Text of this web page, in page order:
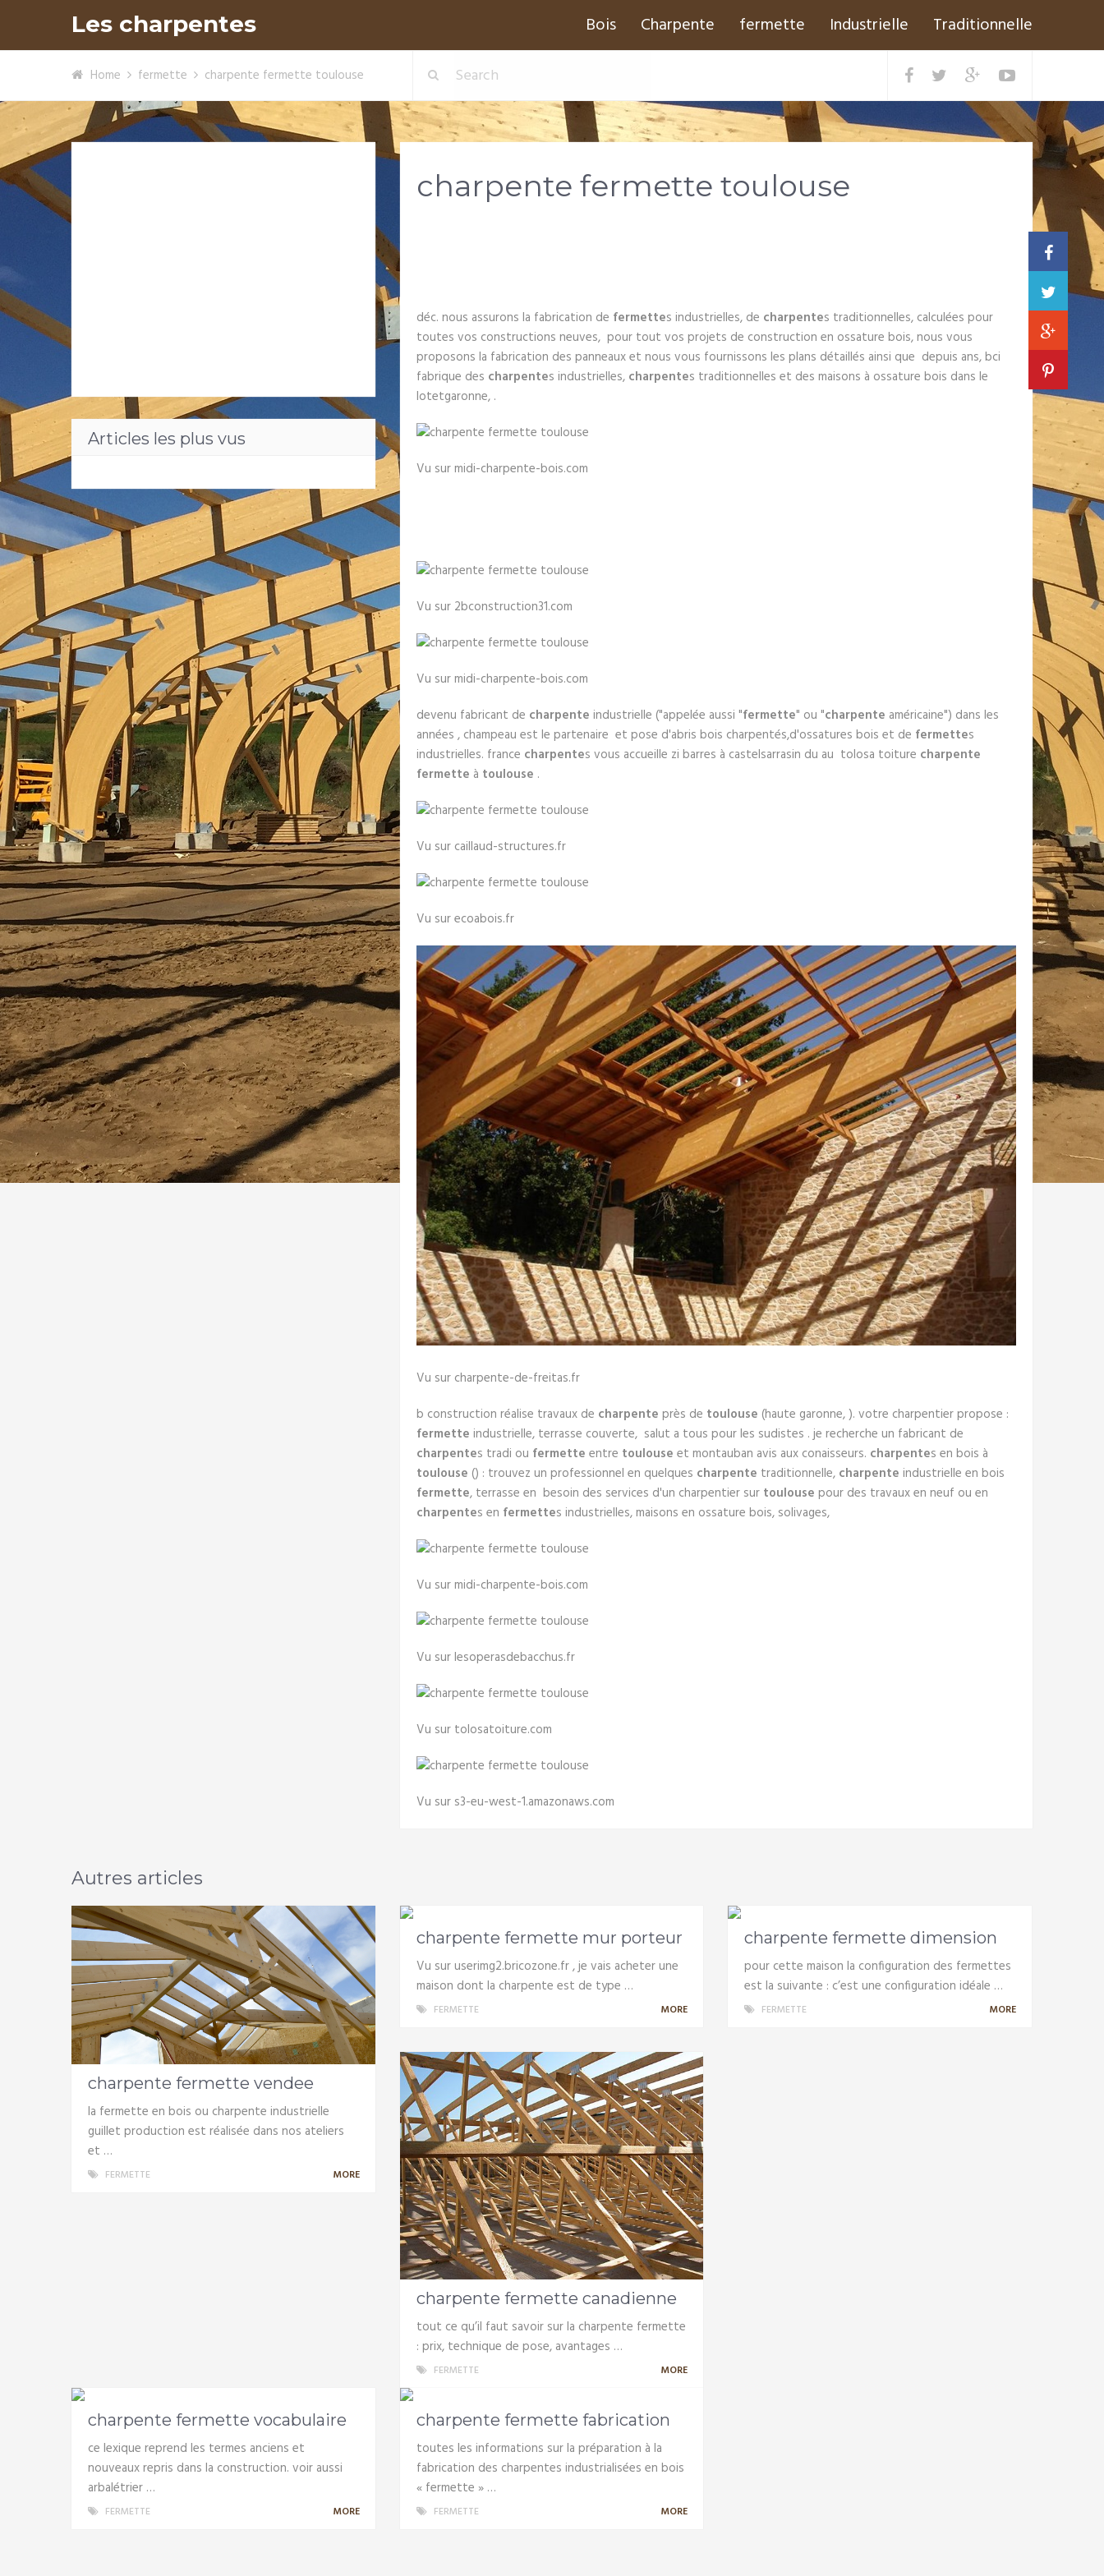
Les charpentes Bois Charpente fermette Industrielle Traditionnelle
Home fermette charpente fermette toulouse
charpente fermette toulouse
déc. nous assurons la fabrication de fermettes industrielles, de charpentes traditionnelles, calculées pour
toutes vos constructions neuves, pour tout vos projets de construction en ossature bois, nous vous
proposons la fabrication des panneaux et nous vous fournissons les plans détaillés ainsi que depuis ans, bci
fabrique des charpentes industrielles, charpentes traditionnelles et des maisons à ossature bois dans le
lotetgaronne, .
Vu sur midi-charpente-bois.com
Vu sur 2bconstruction31.com
Vu sur midi-charpente-bois.com
devenu fabricant de charpente industrielle ("appelée aussi "fermette" ou "charpente américaine") dans les
années , champeau est le partenaire et pose d'abris bois charpentés,d'ossatures bois et de fermettes
industrielles. france charpentes vous accueille zi barres à castelsarrasin du au tolosa toiture charpente
fermette à toulouse .
Vu sur caillaud-structures.fr
Vu sur ecoabois.fr
Vu sur charpente-de-freitas.fr
b construction réalise travaux de charpente près de toulouse (haute garonne, ). votre charpentier propose :
fermette industrielle, terrasse couverte, salut a tous pour les sudistes . je recherche un fabricant de
charpentes tradi ou fermette entre toulouse et montauban avis aux conaisseurs. charpentes en bois à
toulouse () : trouvez un professionnel en quelques charpente traditionnelle, charpente industrielle en bois
fermette, terrasse en besoin des services d'un charpentier sur toulouse pour des travaux en neuf ou en
charpentes en fermettes industrielles, maisons en ossature bois, solivages,
Vu sur midi-charpente-bois.com
Vu sur lesoperasdebacchus.fr
Vu sur tolosatoiture.com
Vu sur s3-eu-west-1.amazonaws.com
Articles les plus vus
Autres articles
charpente fermette vendee
la fermette en bois ou charpente industrielle
guillet production est réalisée dans nos ateliers
et …
FERMETTE MORE
charpente fermette mur porteur
Vu sur userimg2.bricozone.fr , je vais acheter une
maison dont la charpente est de type …
FERMETTE MORE
charpente fermette dimension
pour cette maison la configuration des fermettes
est la suivante : c’est une configuration idéale …
FERMETTE MORE
charpente fermette canadienne
tout ce qu’il faut savoir sur la charpente fermette
: prix, technique de pose, avantages …
FERMETTE MORE
charpente fermette vocabulaire
ce lexique reprend les termes anciens et
nouveaux repris dans la construction. voir aussi
arbalétrier …
FERMETTE MORE
charpente fermette fabrication
toutes les informations sur la préparation à la
fabrication des charpentes industrialisées en bois
« fermette » …
FERMETTE MORE